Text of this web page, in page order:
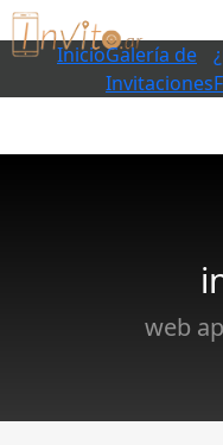
InicioGalería de
Invitaciones
web